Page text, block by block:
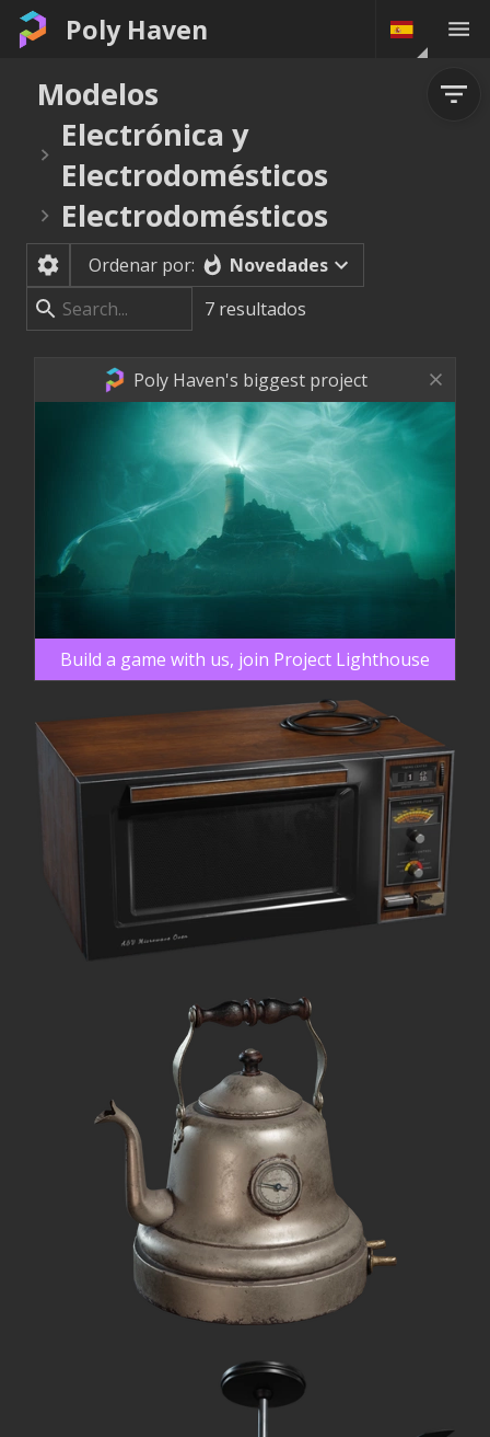
Poly Haven
Modelos
Electrónica y
Electrodomésticos
Electrodomésticos
Ordenar por:
Novedades
7 resultados
Poly Haven's biggest project
Build a game with us, join Project Lighthouse